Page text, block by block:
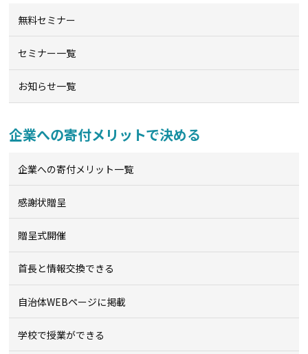
無料セミナー
セミナー一覧
お知らせ一覧
企業への寄付メリットで決める
企業への寄付メリット一覧
感謝状贈呈
贈呈式開催
首長と情報交換できる
自治体WEBページに掲載
学校で授業ができる